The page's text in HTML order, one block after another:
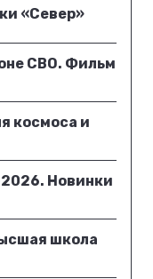
«Север»
СВО. Фильм
космоса и
Новинки
школа